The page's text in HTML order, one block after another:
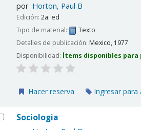
por Horton, Paul B
Edición:2a. ed
Tipo de material:
Texto
Detalles de publicación:Mexico, 1977
Disponibilidad: Ítems disponibles
Hacer reserva Ingresar para
Sociologia